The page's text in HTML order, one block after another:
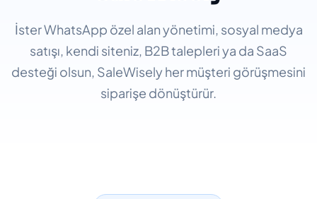
İster WhatsApp özel alan yönetimi, sosyal medya
satışı, kendi siteniz, B2B talepleri ya da SaaS
desteği olsun, SaleWisely her müşteri görüşmesini
siparişe dönüştürür.